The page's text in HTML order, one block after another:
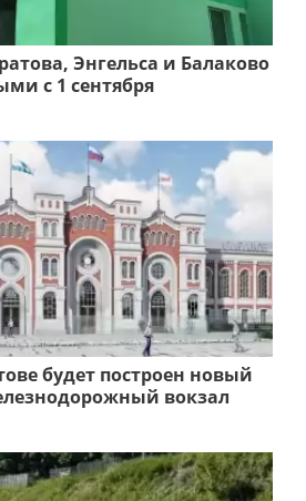
Энгельса и Балаково
с 1 сентября
будет построен новый
вокзал